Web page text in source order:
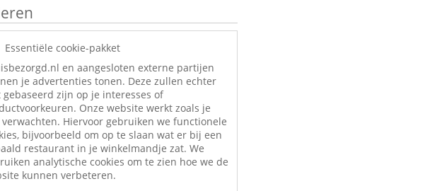
Essentiële cookie-pakket
en aangesloten externe partijen
je advertenties tonen. Deze zullen echter
gebaseerd zijn op je interesses of
Onze website werkt zoals je
verwachten. Hiervoor gebruiken we functionele
bijvoorbeeld om op te slaan wat er bij een
restaurant in je winkelmandje zat. We
analytische cookies om te zien hoe we de
kunnen verbeteren.